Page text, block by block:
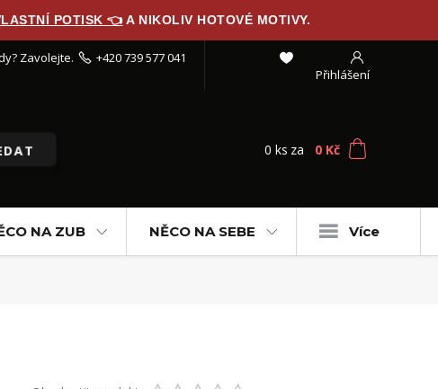
POTISK 👈 A NIKOLIV HOTOVÉ MOTIVY.
Přihlášení
Zavolejte. +420 739 577 041
0 ks za 0 Kč
NA ZUB NĚCO NA SEBE Více